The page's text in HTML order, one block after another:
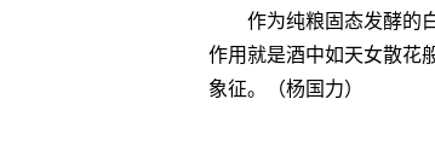
作为纯粮固态发酵的
作用就是酒中如天女散花
象征。（杨国力）